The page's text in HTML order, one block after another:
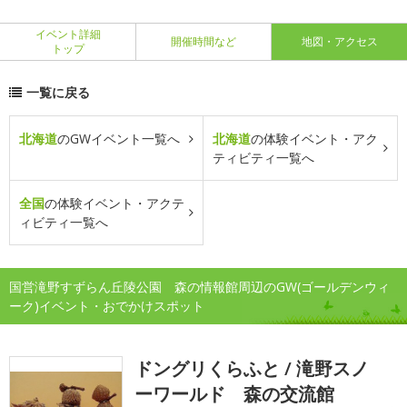
イベント詳細
トップ
開催時間など 地図・アクセス
一覧に戻る
北海道のGWイベント一覧へ 北海道の体験イベント・アク
ティビティ一覧へ
全国の体験イベント・アクテ
ィビティ一覧へ
国営滝野すずらん丘陵公園 森の情報館周辺のGW(ゴールデンウィ
ーク)イベント・おでかけスポット
ドングリくらふと / 滝野スノ
ーワールド 森の交流館